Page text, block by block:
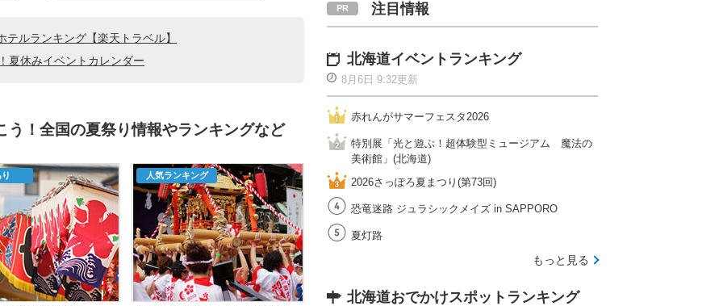
ルランキング【楽天トラベル】
夏休みイベントカレンダー
！全国の夏祭り情報やランキングなど
人気ランキング
注目情報
北海道イベントランキング
8月6日 9:32更新
赤れんがサマーフェスタ2026
特別展「光と遊ぶ！超体験型ミュージアム 魔法の
美術館」(北海道)
2026さっぽろ夏まつり(第73回)
恐竜迷路 ジュラシックメイズ in SAPPORO
夏灯路
もっと見る
北海道おでかけスポットランキング